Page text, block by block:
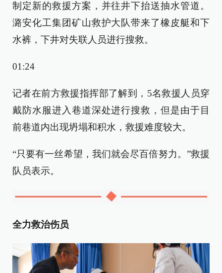
制定新的救援方案，并往井下抬送抽水管道。
潞安化工集团矿山救护大队带来了橡皮艇和下
水裤，下井对失联人员进行搜救。
01:24
记者在前方救援指挥部了解到，5名救援人员穿
戴防水服进入巷道深处进行搜救，但是由于目
前巷道内出现坍塌和积水，救援难度较大。
“只要有一丝希望，我们就会尽百倍努力。”救援
队员表示。
全力救治伤员